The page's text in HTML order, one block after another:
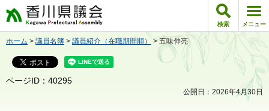
香川県議会 検索 メニュー
ホーム > 議員名簿 > 議員紹介（在職期間順） > 五味伸亮
ページID：40295
公開日：2026年4月30日